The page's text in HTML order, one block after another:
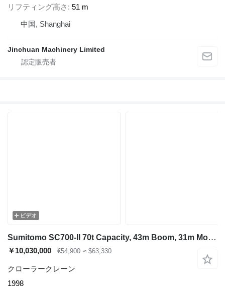
リフティング高さ
51 m
中国, Shanghai
Jinchuan Machinery Limited
ビデオ
Sumitomo SC700-II 70t Capacity, 43m Boom, 31m Movable Jib
￥10,030,000 €54,900 ≈ $63,330
クローラークレーン
1998